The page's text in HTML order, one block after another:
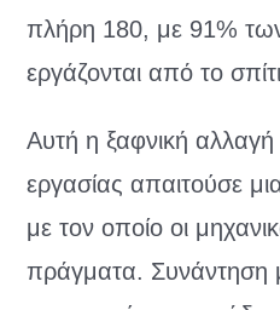
πλήρη 180, με 91%
εργάζονται από το
Αυτή η ξαφνική αλλαγή
εργασίας απαιτούσε
με τον οποίο οι
πράγματα. Συνάντηση